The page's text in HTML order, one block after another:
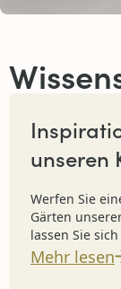
unseren
Werfen Sie
Gärten
lassen Sie
Mehr lesen